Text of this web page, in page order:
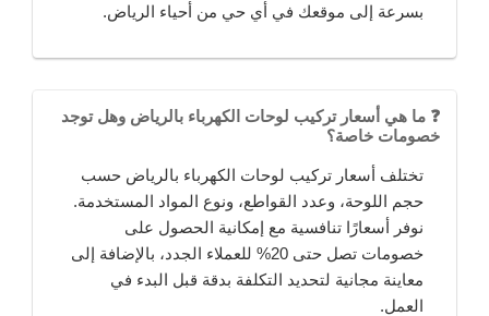
بسرعة إلى موقعك في أي حي من أحياء الرياض.
❓ ما هي أسعار تركيب لوحات الكهرباء بالرياض وهل توجد
خصومات خاصة؟
تختلف أسعار تركيب لوحات الكهرباء بالرياض حسب
حجم اللوحة، وعدد القواطع، ونوع المواد المستخدمة.
نوفر أسعارًا تنافسية مع إمكانية الحصول على
خصومات تصل حتى 20% للعملاء الجدد، بالإضافة إلى
معاينة مجانية لتحديد التكلفة بدقة قبل البدء في
العمل.